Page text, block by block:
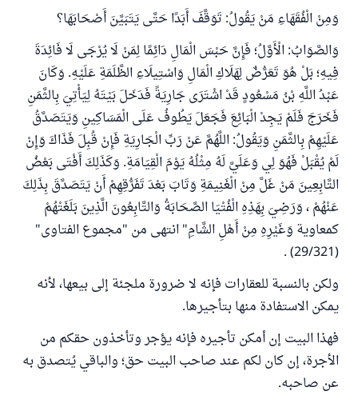
وَمِنْ الْفُقَهَاءِ مَنْ يَقُولُ: تَوَقَّفَ أَبَدًا حَتَّى يَتَبَيَّنَ أَصْحَابَهَا؟
وَالصَّوَابُ: الْأَوَّلُ؛ فَإِنَّ حَبْسَ الْمَالِ دَائِمًا لِمَنْ لَا يُرْجَى لَا فَائِدَةَ
فِيهِ؛ بَلْ هُوَ تَعَرُّضٌ لِهَلَاكِ الْمَالِ وَاسْتِيلَاءِ الظَّلَمَةِ عَلَيْهِ. وَكَانَ
عَبْدُ اللَّهِ بْنُ مَسْعُودٍ قَدْ اشْتَرَى جَارِيَةً فَدَخَلَ بَيْتَهُ لِيَأْتِيَ بِالثَّمَنِ
فَخَرَجَ فَلَمْ يَجِدْ الْبَائِعَ فَجَعَلَ يَطُوفُ عَلَى الْمَسَاكِينِ وَيَتَصَدَّقُ
عَلَيْهِمْ بِالثَّمَنِ وَيَقُولُ: اللَّهُمَّ عَنْ رَبِّ الْجَارِيَةِ فَإِنْ قُبِلَ فَذَاكَ وَإِنْ
لَمْ يُقْبَلْ فَهُوَ لِي وَعَلَيَّ لَهُ مِثْلُهُ يَوْمَ الْقِيَامَةِ. وَكَذَلِكَ أَفْتَى بَعْضُ
التَّابِعِينَ مَنْ غَلَّ مِنْ الْغَنِيمَةِ وَتَابَ بَعْدَ تَفَرُّقِهِمْ أَنْ يَتَصَدَّقَ بِذَلِكَ
عَنْهُمْ ، وَرَضِيَ بِهَذِهِ الْفُتْيَا الصَّحَابَةُ وَالتَّابِعُونَ الَّذِينَ بَلَغَتْهُمْ
كمعاوية وَغَيْرِهِ مِنْ أَهْلِ الشَّامِ" انتهى من "مجموع الفتاوى"
ولكن بالنسبة للعقارات فإنه لا ضرورة ملجئة إلى بيعها، لأنه
يمكن الاستفادة منها بتأجيرها.
فهذا البيت إن أمكن تأجيره فإنه يؤجر وتأخذون حقكم من
الأجرة، إن كان لكم عند صاحب البيت حق؛ والباقي يُتصدق به
عن صاحبه.